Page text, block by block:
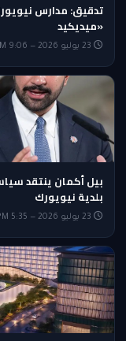
«ميديكيد
بيل أكمان ينتقد
بلدية نيويورك